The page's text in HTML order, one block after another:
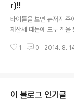
지원말고 졸업후 직장을
지만 저리로 학생들에게
은 아무리 미국이 살기
생각을 합니다. 그러한 대
r)!!
타이틀을 보면 뉴저지
재산세 때문에 모두 집을
이틀 입니다만 제목에 모
루지 못한 경우가 있는데
집을 구입하는 경향이농
1 0 2014. 8.
이 블로그 인기글